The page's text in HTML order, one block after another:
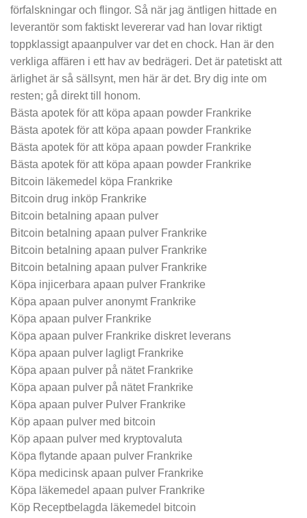
förfalskningar och flingor. Så när jag äntligen hittade en
leverantör som faktiskt levererar vad han lovar riktigt
toppklassigt apaanpulver var det en chock. Han är den
verkliga affären i ett hav av bedrägeri. Det är patetiskt att
ärlighet är så sällsynt, men här är det. Bry dig inte om
resten; gå direkt till honom.
Bästa apotek för att köpa apaan powder Frankrike
Bästa apotek för att köpa apaan powder Frankrike
Bästa apotek för att köpa apaan powder Frankrike
Bästa apotek för att köpa apaan powder Frankrike
Bitcoin läkemedel köpa Frankrike
Bitcoin drug inköp Frankrike
Bitcoin betalning apaan pulver
Bitcoin betalning apaan pulver Frankrike
Bitcoin betalning apaan pulver Frankrike
Bitcoin betalning apaan pulver Frankrike
Köpa injicerbara apaan pulver Frankrike
Köpa apaan pulver anonymt Frankrike
Köpa apaan pulver Frankrike
Köpa apaan pulver Frankrike diskret leverans
Köpa apaan pulver lagligt Frankrike
Köpa apaan pulver på nätet Frankrike
Köpa apaan pulver på nätet Frankrike
Köpa apaan pulver Pulver Frankrike
Köp apaan pulver med bitcoin
Köp apaan pulver med kryptovaluta
Köpa flytande apaan pulver Frankrike
Köpa medicinsk apaan pulver Frankrike
Köpa läkemedel apaan pulver Frankrike
Köp Receptbelagda läkemedel bitcoin